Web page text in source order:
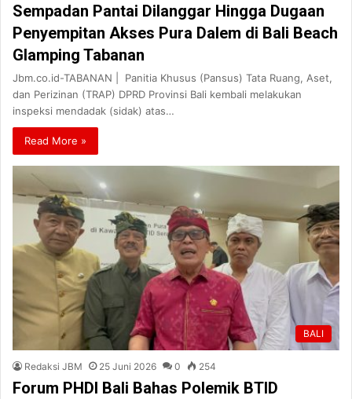
Sempadan Pantai Dilanggar Hingga Dugaan
Penyempitan Akses Pura Dalem di Bali Beach
Glamping Tabanan
Jbm.co.id-TABANAN | Panitia Khusus (Pansus) Tata Ruang, Aset,
dan Perizinan (TRAP) DPRD Provinsi Bali kembali melakukan
inspeksi mendadak (sidak) atas…
Read More »
BALI
Redaksi JBM 25 Juni 2026 0 254
Forum PHDI Bali Bahas Polemik BTID